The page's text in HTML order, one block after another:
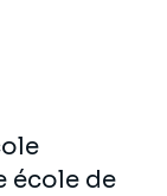
école de